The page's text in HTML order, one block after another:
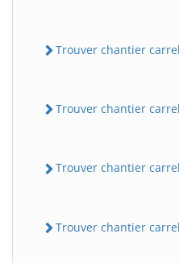
Trouver chantier
Trouver chantier
Trouver chantier
Trouver chantier